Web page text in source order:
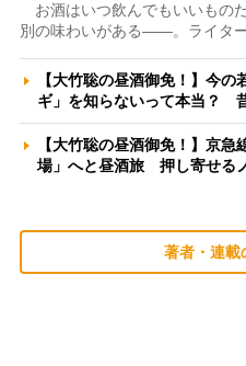
お酒はいつ飲んでもいいもの
別の味わいがある――。ライタ
【大竹聡の昼酒御免！】今
ギ」を知らないって本当？
【大竹聡の昼酒御免！】京
場」へと昼酒旅 押し寄せる
著者・連載